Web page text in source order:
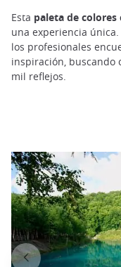
Esta paleta de colores
una experiencia
los profesionales
inspiración, buscando
mil reflejos.